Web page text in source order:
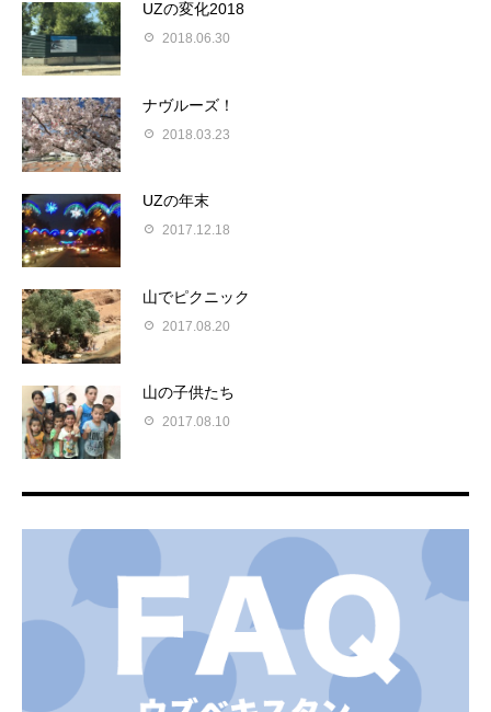
UZの変化2018
2018.06.30
ナヴルーズ！
2018.03.23
UZの年末
2017.12.18
山でピクニック
2017.08.20
山の子供たち
2017.08.10